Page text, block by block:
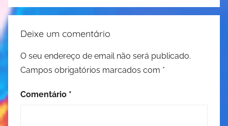
Deixe um comentário
O seu endereço de email não será publicado.
Campos obrigatórios marcados com *
Comentário *